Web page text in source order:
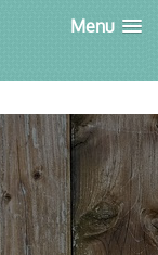
Menu